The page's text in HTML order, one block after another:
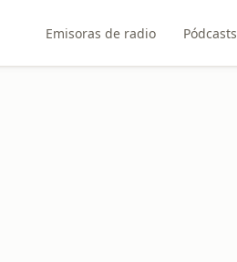
Emisoras de radio Pódcasts